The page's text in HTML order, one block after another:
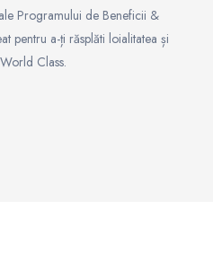
Programului de Beneficii &
pentru a-ți răsplăti loialitatea și
Class.